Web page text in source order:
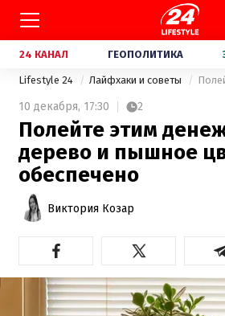
24 КАНАЛ ГЕОПОЛИТИКА
Lifestyle 24 Лайфхаки и советы
10 декабря, 17:30 2
Полейте этим
дерево и пышное
обеспечено
Виктория Козар